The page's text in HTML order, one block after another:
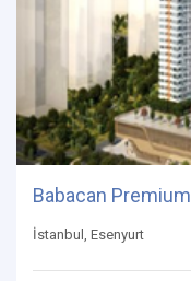
Babacan Premium
İstanbul, Esenyurt